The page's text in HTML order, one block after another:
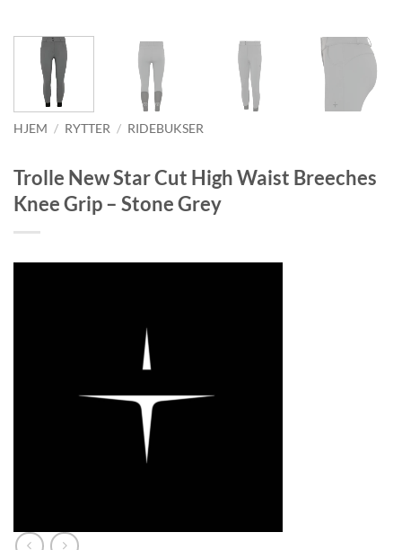
HJEM / RYTTER / RIDEBUKSER
Trolle New Star Cut High Waist Breeches
Knee Grip – Stone Grey